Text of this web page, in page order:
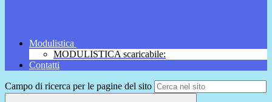
Modulistica
MODULISTICA scaricabile:
Contatti
Campo di ricerca per le pagine del sito